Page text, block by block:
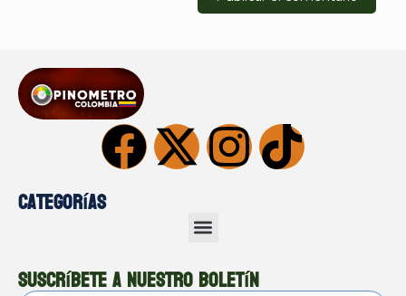
Categorías
Suscríbete a nuestro boletín